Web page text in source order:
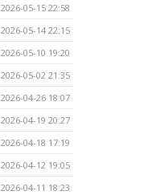
2026-05-15 22:58
2026-05-14 22:15
2026-05-10 19:20
2026-05-02 21:35
2026-04-26 18:07
2026-04-19 20:27
2026-04-18 17:19
2026-04-12 19:05
2026-04-11 18:23